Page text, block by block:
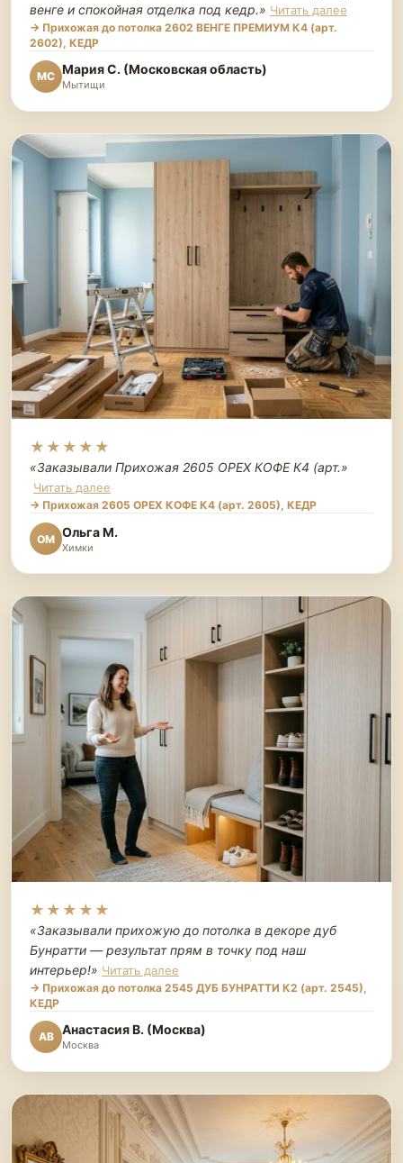
венге и спокойная отделка под кедр.» Читать далее
→ Прихожая до потолка 2602 ВЕНГЕ ПРЕМИУМ К4 (арт.
2602), КЕДР
МС Мария С. (Московская область)
Мытищи
★★★★★
«Заказывали Прихожая 2605 ОРЕХ КОФЕ К4 (арт.»
Читать далее
→ Прихожая 2605 ОРЕХ КОФЕ К4 (арт. 2605), КЕДР
ОМ Ольга М.
Химки
★★★★★
«Заказывали прихожую до потолка в декоре дуб
Бунратти — результат прям в точку под наш
интерьер!» Читать далее
→ Прихожая до потолка 2545 ДУБ БУНРАТТИ К2 (арт. 2545),
КЕДР
АВ Анастасия В. (Москва)
Москва